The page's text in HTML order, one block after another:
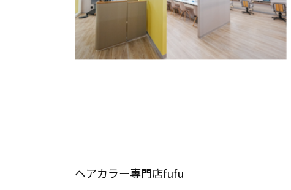
ヘアカラー専門店fufu